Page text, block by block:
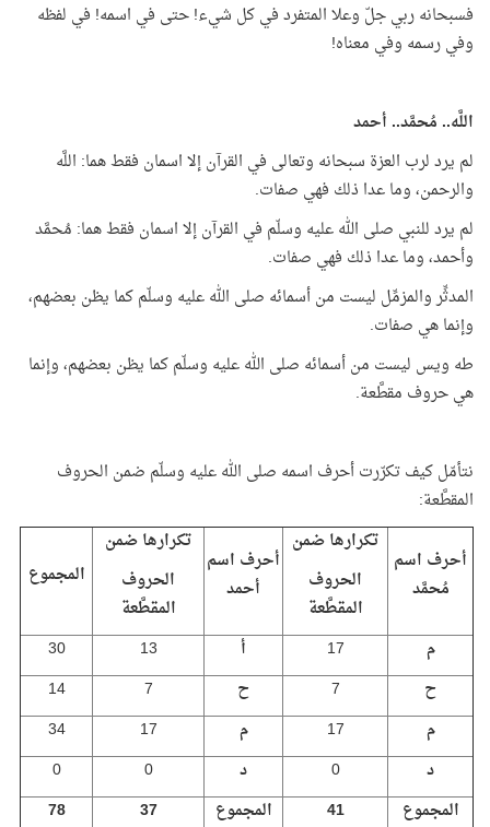
فسبحانه ربي جلّ وعلا المتفرد في كل شيء! حتى في اسمه! في لفظه
وفي رسمه وفي معناه!
اللَّه.. مُحمَّد.. أحمد
لم يرد لرب العزة سبحانه وتعالى في القرآن إلا اسمان فقط هما: اللَّه
والرحمن، وما عدا ذلك فهي صفات.
لم يرد للنبي صلى الله عليه وسلّم في القرآن إلا اسمان فقط هما: مُحمَّد
وأحمد، وما عدا ذلك فهي صفات.
المدثِّر والمزمِّل ليست من أسمائه صلى الله عليه وسلّم كما يظن بعضهم،
وإنما هي صفات.
طه ويس ليست من أسمائه صلى الله عليه وسلّم كما يظن بعضهم، وإنما
هي حروف مقطَّعة.
نتأمّل كيف تكرّرت أحرف اسمه صلى الله عليه وسلّم ضمن الحروف
المقطَّعة:
أحرف اسم
مُحمَّد
تكرارها ضمن
الحروف
المقطَّعة
أحرف اسم
أحمد
تكرارها ضمن
الحروف
المقطَّعة
المجموع
م 17 أ 13
30
ح
7 ح 7
14
م
17 م 17
34
د
0 د 0
0
المجموع
41 المجموع 37
78